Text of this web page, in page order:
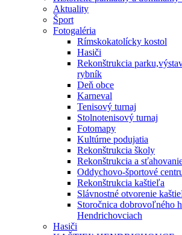
Aktuality
Šport
Fotogaléria
Rímskokatolícky kostol
Hasiči
Rekonštrukcia
rybník
Deň obce
Karneval
Tenisový turnaj
Stolnotenisový turnaj
Fotomapy
Kultúrne podujatia
Rekonštrukcia školy
Rekonštrukcia a
Oddychovo-športové
Rekonštrukcia kaštieľa
Slávnostné otvorenie
Storočnica dobrovoľného
Hendrichovciach
Hasiči